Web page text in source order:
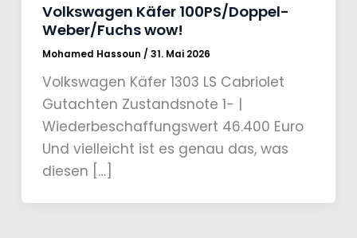
Volkswagen Käfer 100PS/Doppel-
Weber/Fuchs wow!
Mohamed Hassoun / 31. Mai 2026
Volkswagen Käfer 1303 LS Cabriolet
Gutachten Zustandsnote 1- |
Wiederbeschaffungswert 46.400 Euro
Und vielleicht ist es genau das, was
diesen […]